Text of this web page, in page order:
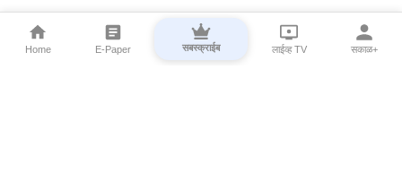
Home E-Paper सबस्क्राईब लाईव्ह TV सकाळ+